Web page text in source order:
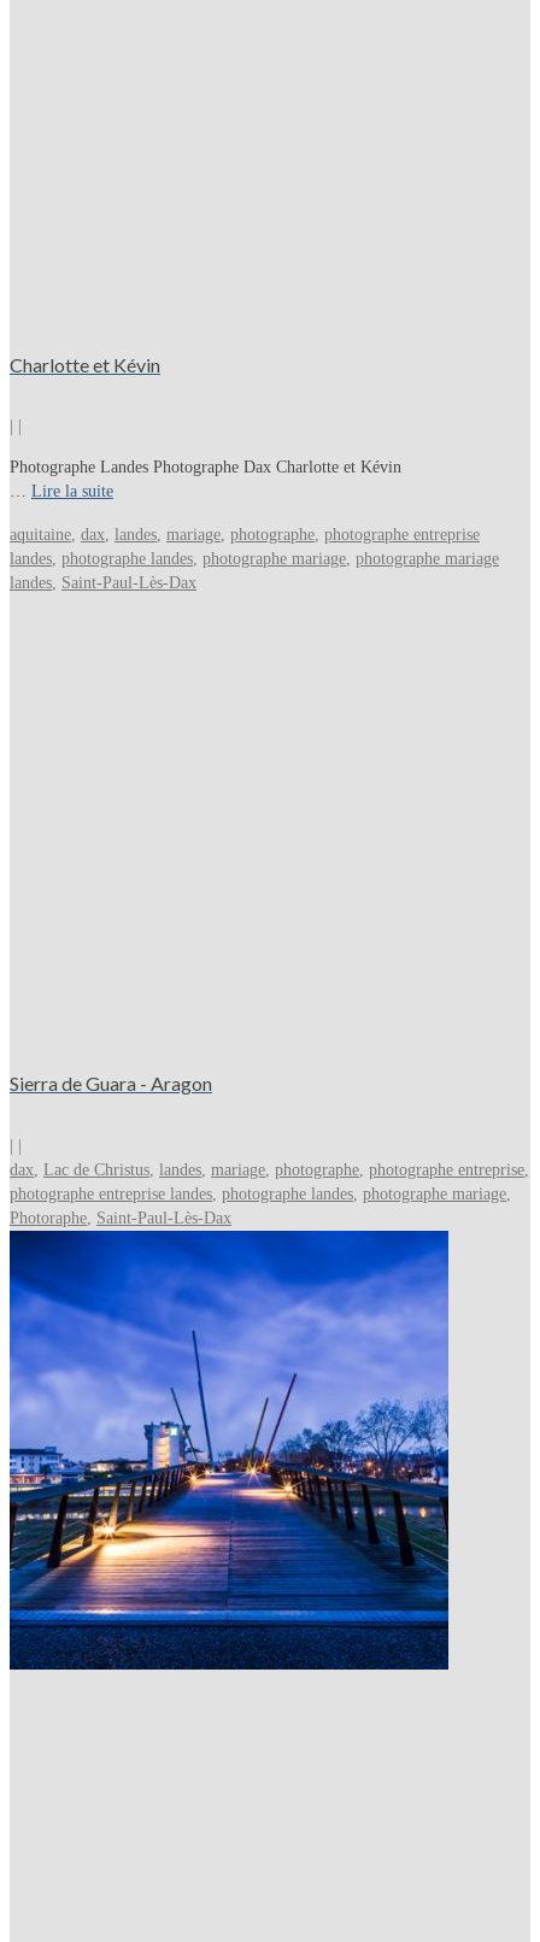
Charlotte et Kévin
Photographe Landes Photographe Dax Charlotte et Kévin
… Lire la suite
aquitaine, dax, landes, mariage, photographe, photographe entreprise
landes, photographe landes, photographe mariage, photographe mariage
landes, Saint-Paul-Lès-Dax
Sierra de Guara - Aragon
| |
dax Lac de Christus landes mariage photographe photographe entreprise
photographe entreprise landes photographe landes photographe mariage
Photoraphe Saint-Paul-Lès-Dax